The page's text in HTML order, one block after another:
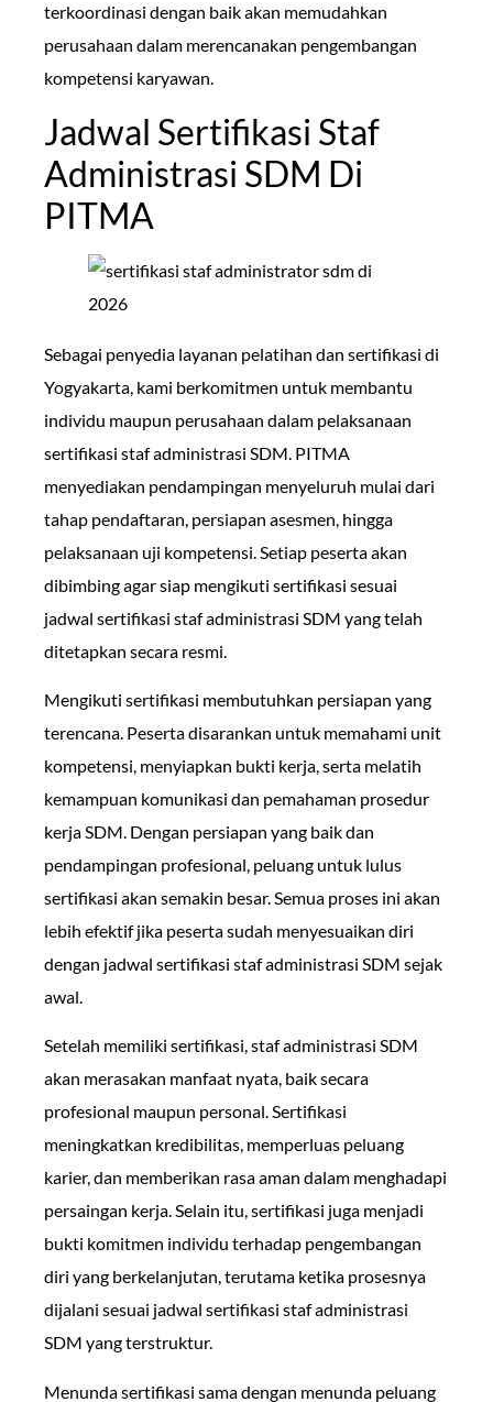
terkoordinasi dengan baik akan memudahkan
perusahaan dalam merencanakan pengembangan
kompetensi karyawan.
Jadwal Sertifikasi Staf
Administrasi SDM Di
PITMA
Sebagai penyedia layanan pelatihan dan sertifikasi di
Yogyakarta, kami berkomitmen untuk membantu
individu maupun perusahaan dalam pelaksanaan
sertifikasi staf administrasi SDM. PITMA
menyediakan pendampingan menyeluruh mulai dari
tahap pendaftaran, persiapan asesmen, hingga
pelaksanaan uji kompetensi. Setiap peserta akan
dibimbing agar siap mengikuti sertifikasi sesuai
jadwal sertifikasi staf administrasi SDM yang telah
ditetapkan secara resmi.
Mengikuti sertifikasi membutuhkan persiapan yang
terencana. Peserta disarankan untuk memahami unit
kompetensi, menyiapkan bukti kerja, serta melatih
kemampuan komunikasi dan pemahaman prosedur
kerja SDM. Dengan persiapan yang baik dan
pendampingan profesional, peluang untuk lulus
sertifikasi akan semakin besar. Semua proses ini akan
lebih efektif jika peserta sudah menyesuaikan diri
dengan jadwal sertifikasi staf administrasi SDM sejak
awal.
Setelah memiliki sertifikasi, staf administrasi SDM
akan merasakan manfaat nyata, baik secara
profesional maupun personal. Sertifikasi
meningkatkan kredibilitas, memperluas peluang
karier, dan memberikan rasa aman dalam menghadapi
persaingan kerja. Selain itu, sertifikasi juga menjadi
bukti komitmen individu terhadap pengembangan
diri yang berkelanjutan, terutama ketika prosesnya
dijalani sesuai jadwal sertifikasi staf administrasi
SDM yang terstruktur.
Menunda sertifikasi sama dengan menunda peluang